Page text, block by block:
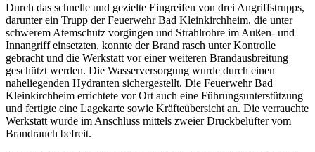
Durch das schnelle und gezielte Eingreifen von drei Angriffstrupps,
darunter ein Trupp der Feuerwehr Bad Kleinkirchheim, die unter
schwerem Atemschutz vorgingen und Strahlrohre im Außen- und
Innangriff einsetzten, konnte der Brand rasch unter Kontrolle
gebracht und die Werkstatt vor einer weiteren Brandausbreitung
geschützt werden. Die Wasserversorgung wurde durch einen
naheliegenden Hydranten sichergestellt. Die Feuerwehr Bad
Kleinkirchheim errichtete vor Ort auch eine Führungsunterstützung
und fertigte eine Lagekarte sowie Kräfteübersicht an. Die verrauchte
Werkstatt wurde im Anschluss mittels zweier Druckbelüfter vom
Brandrauch befreit.